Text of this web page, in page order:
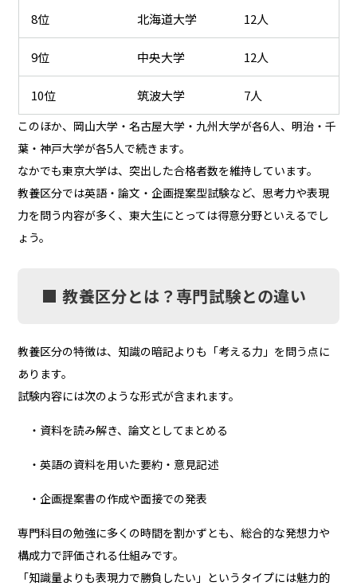
8位 北海道大学 12人
9位 中央大学 12人
10位 筑波大学 7人
このほか、岡山大学・名古屋大学・九州大学が各6人、明治・千
葉・神戸大学が各5人で続きます。
なかでも東京大学は、突出した合格者数を維持しています。
教養区分では英語・論文・企画提案型試験など、思考力や表現
力を問う内容が多く、東大生にとっては得意分野といえるでし
ょう。
■ 教養区分とは？専門試験との違い
教養区分の特徴は、知識の暗記よりも「考える力」を問う点に
あります。
試験内容には次のような形式が含まれます。
・資料を読み解き、論文としてまとめる
・英語の資料を用いた要約・意見記述
・企画提案書の作成や面接での発表
専門科目の勉強に多くの時間を割かずとも、総合的な発想力や
構成力で評価される仕組みです。
「知識量よりも表現力で勝負したい」というタイプには魅力的